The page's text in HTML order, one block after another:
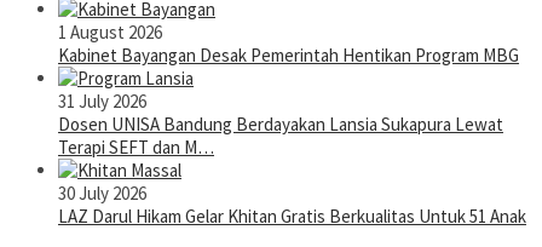
1 August 2026
Kabinet Bayangan Desak Pemerintah Hentikan Program MBG
31 July 2026
Dosen UNISA Bandung Berdayakan Lansia Sukapura Lewat
Terapi SEFT dan M…
30 July 2026
LAZ Darul Hikam Gelar Khitan Gratis Berkualitas Untuk 51 Anak